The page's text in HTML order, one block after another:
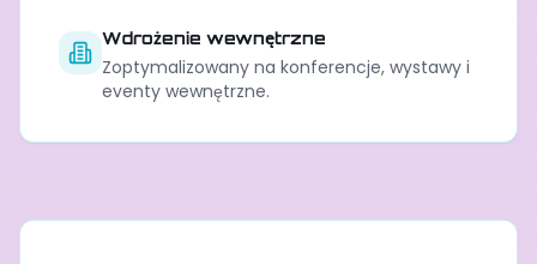
Wdrożenie wewnętrzne
Zoptymalizowany na konferencje, wystawy i
eventy wewnętrzne.